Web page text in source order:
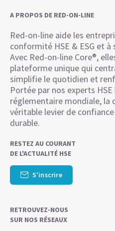
A PROPOS DE RED-ON-LINE
Red-on-line aide les
conformité HSE & ESG et
Avec Red-on-line Core®,
plateforme unique qui
simplifie le quotidien et
Portée par nos experts
réglementaire mondiale, la
véritable levier de
durable.
RESTEZ AU COURANT
DE L'ACTUALITÉ HSE
S'inscrire
RETROUVEZ-NOUS
SUR NOS RÉSEAUX